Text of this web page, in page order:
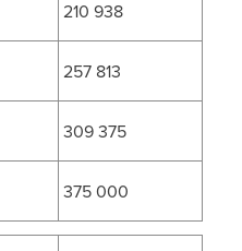
210 938
257 813
309 375
375 000